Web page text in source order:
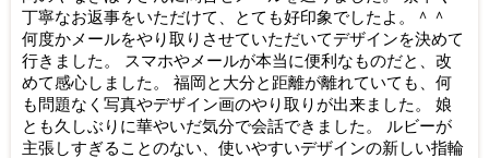
丁寧なお返事をいただけて、とても好印象でしたよ。＾＾
何度かメールをやり取りさせていただいてデザインを決めて
行きました。 スマホやメールが本当に便利なものだと、改
めて感心しました。 福岡と大分と距離が離れていても、何
も問題なく写真やデザイン画のやり取りが出来ました。 娘
とも久しぶりに華やいだ気分で会話できました。 ルビーが
主張しすぎることのない、使いやすいデザインの新しい指輪